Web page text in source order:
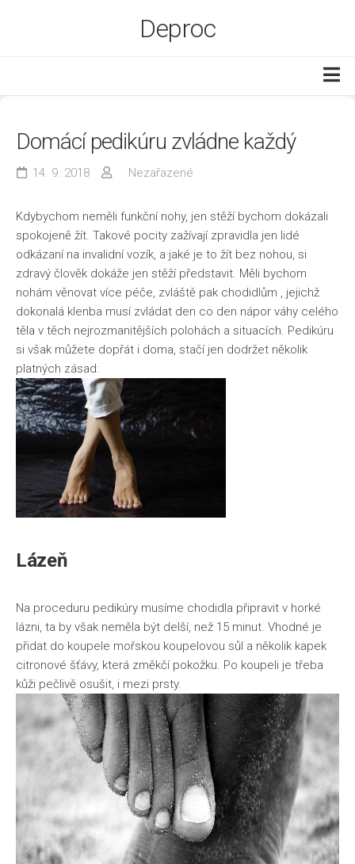
Deproc
Ekonomika
Služby
Zboží
Domácí pedikúru zvládne každý
14. 9. 2018 Nezařazené
Kdybychom neměli funkční nohy, jen stěží bychom dokázali
spokojeně žít. Takové pocity zažívají zpravidla jen lidé
odkázaní na invalidní vozík, a jaké je to žít bez nohou, si
zdravý člověk dokáže jen stěží představit. Měli bychom
nohám věnovat více péče, zvláště pak chodidlům , jejichž
dokonalá klenba musí zvládat den co den nápor váhy celého
těla v těch nejrozmanitějších polohách a situacích. Pedikúru
si však můžete dopřát i doma, stačí jen dodržet několik
platných zásad:
Lázeň
Na proceduru pedikúry musíme chodidla připravit v horké
lázni, ta by však neměla být delší, než 15 minut. Vhodné je
přidat do koupele mořskou koupelovou sůl a několik kapek
citronové šťávy, která změkčí pokožku. Po koupeli je třeba
kůži pečlivě osušit, i mezi prsty.